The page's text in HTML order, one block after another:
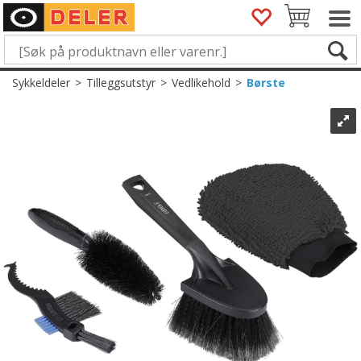
Sykkeldeler>Tilleggsutstyr>Vedlikehold>Børste